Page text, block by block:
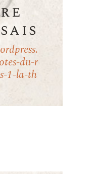
du-r
1-la-th